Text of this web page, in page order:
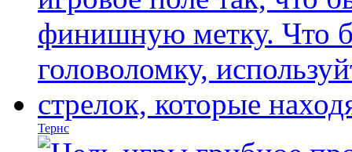
Тернс